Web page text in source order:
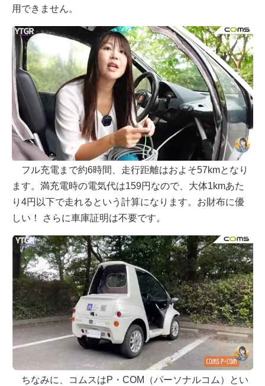
用できません。
フル充電まで約6時間、走行距離はおよそ57kmとなり
ます。満充電時の電気代は159円なので、大体1kmあた
り4円以下で走れるという計算になります。お財布に優
しい！ さらに車庫証明は不要です。
ちなみに、コムスはP・COM（パーソナルコム）とい